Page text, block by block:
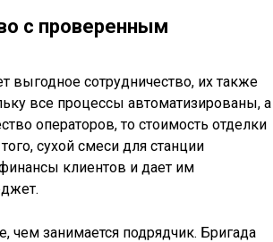
с проверенным
выгодное сотрудничество, их также
все процессы автоматизированы, а
операторов, то стоимость отделки
сухой смеси для станции
клиентов и дает им
чем занимается подрядчик. Бригада